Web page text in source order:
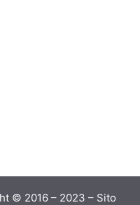
© 2016 – 2023 – Sito